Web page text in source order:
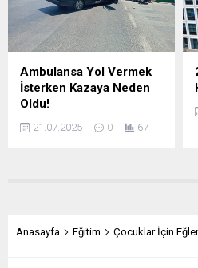
Ambulansa Yol Vermek
İsterken Kazaya Neden
Oldu!
21.07.2025 0 67
Anasayfa Eğitim Çocuklar İçin